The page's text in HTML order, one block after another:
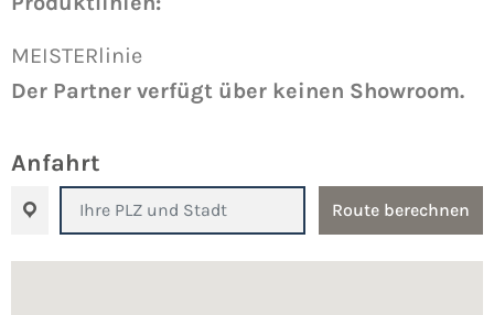
MEISTERlinie
Der Partner verfügt über keinen Showroom.
Anfahrt